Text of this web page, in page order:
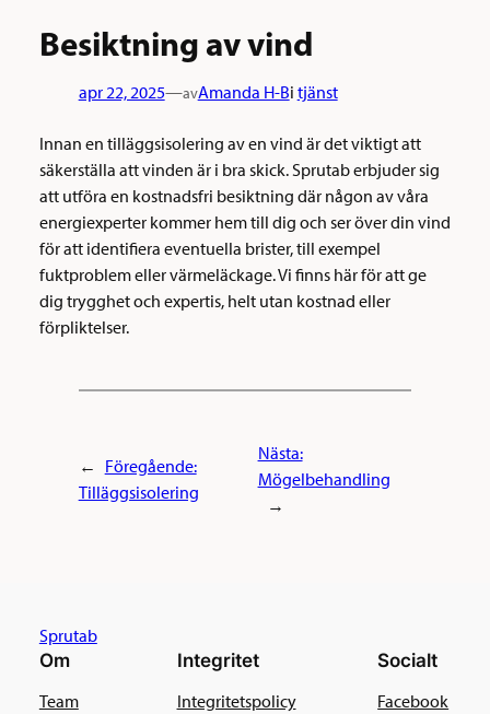
Besiktning av vind
apr 22, 2025—avAmanda H-Bi tjänst
Innan en tilläggsisolering av en vind är det viktigt att
säkerställa att vinden är i bra skick. Sprutab erbjuder sig
att utföra en kostnadsfri besiktning där någon av våra
energiexperter kommer hem till dig och ser över din vind
för att identifiera eventuella brister, till exempel
fuktproblem eller värmeläckage. Vi finns här för att ge
dig trygghet och expertis, helt utan kostnad eller
förpliktelser.
←
Föregående:
Tilläggsisolering
Nästa:
Mögelbehandling
→
Sprutab
Om
Team
Integritet
Integritetspolicy
Socialt
Facebook